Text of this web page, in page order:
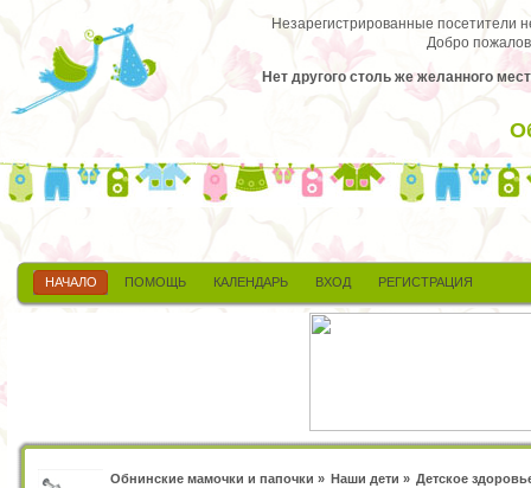
Незарегистрированные посетители
Добро
Нет другого столь же желанного
НАЧАЛО ПОМОЩЬ КАЛЕНДАРЬ ВХОД РЕГИСТРАЦИЯ
Обнинские мамочки и папочки » Наши дети » Детское